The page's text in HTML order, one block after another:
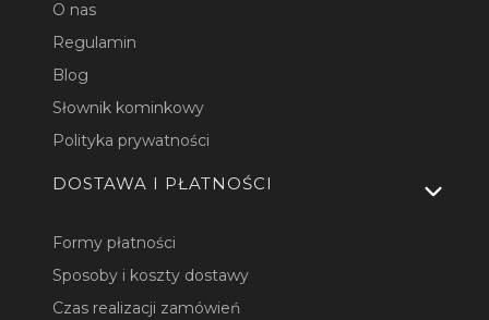
O nas
Regulamin
Blog
Słownik kominkowy
Polityka prywatności
DOSTAWA I PŁATNOŚCI
Formy płatności
Sposoby i koszty dostawy
Czas realizacji zamówień